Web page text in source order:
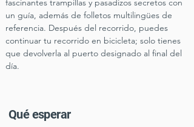
fascinantes trampillas y pasadizos secretos con
un guía, además de folletos multilingües de
referencia. Después del recorrido, puedes
continuar tu recorrido en bicicleta; solo tienes
que devolverla al puerto designado al final del
día.
Qué esperar